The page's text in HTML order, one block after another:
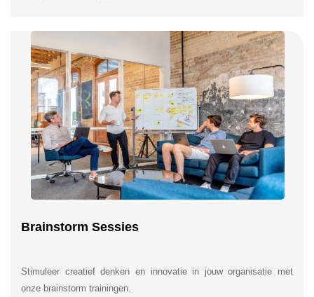
Brainstorm Sessies
Stimuleer creatief denken en innovatie in jouw organisatie met
onze brainstorm trainingen.